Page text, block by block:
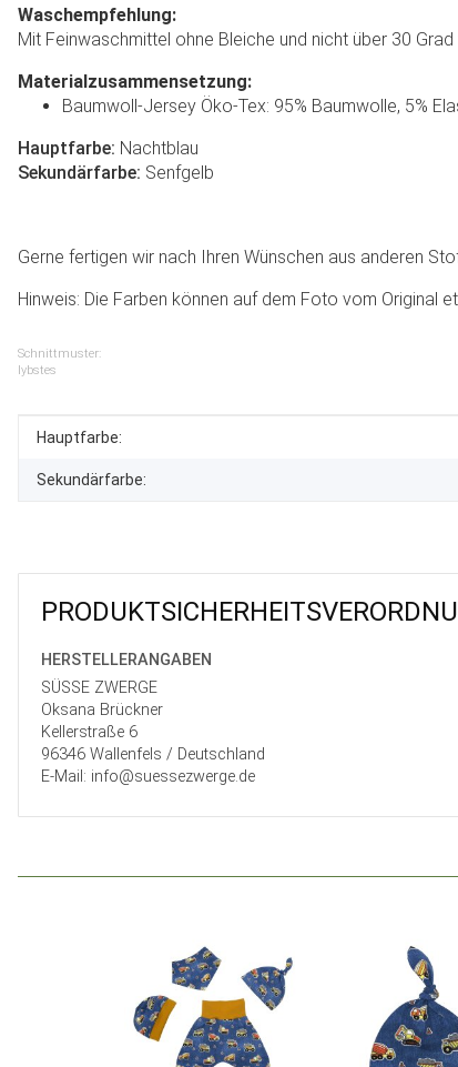
Waschempfehlung:
Mit Feinwaschmittel ohne Bleiche und nicht über 30
Materialzusammensetzung:
Baumwoll-Jersey Öko-Tex: 95% Baumwolle, 5%
Hauptfarbe: Nachtblau
Sekundärfarbe: Senfgelb
Gerne fertigen wir nach Ihren Wünschen aus anderen
Hinweis: Die Farben können auf dem Foto vom Original
Schnittmuster:
lybstes
Produkteigenschaft
Wert
Hauptfarbe:
Sekundärfarbe:
HERSTELLER­ANGABEN
SÜSSE ZWERGE
Oksana Brückner
Kellerstraße 6
96346 Wallenfels / Deutschland
E-Mail: info@suessezwerge.de